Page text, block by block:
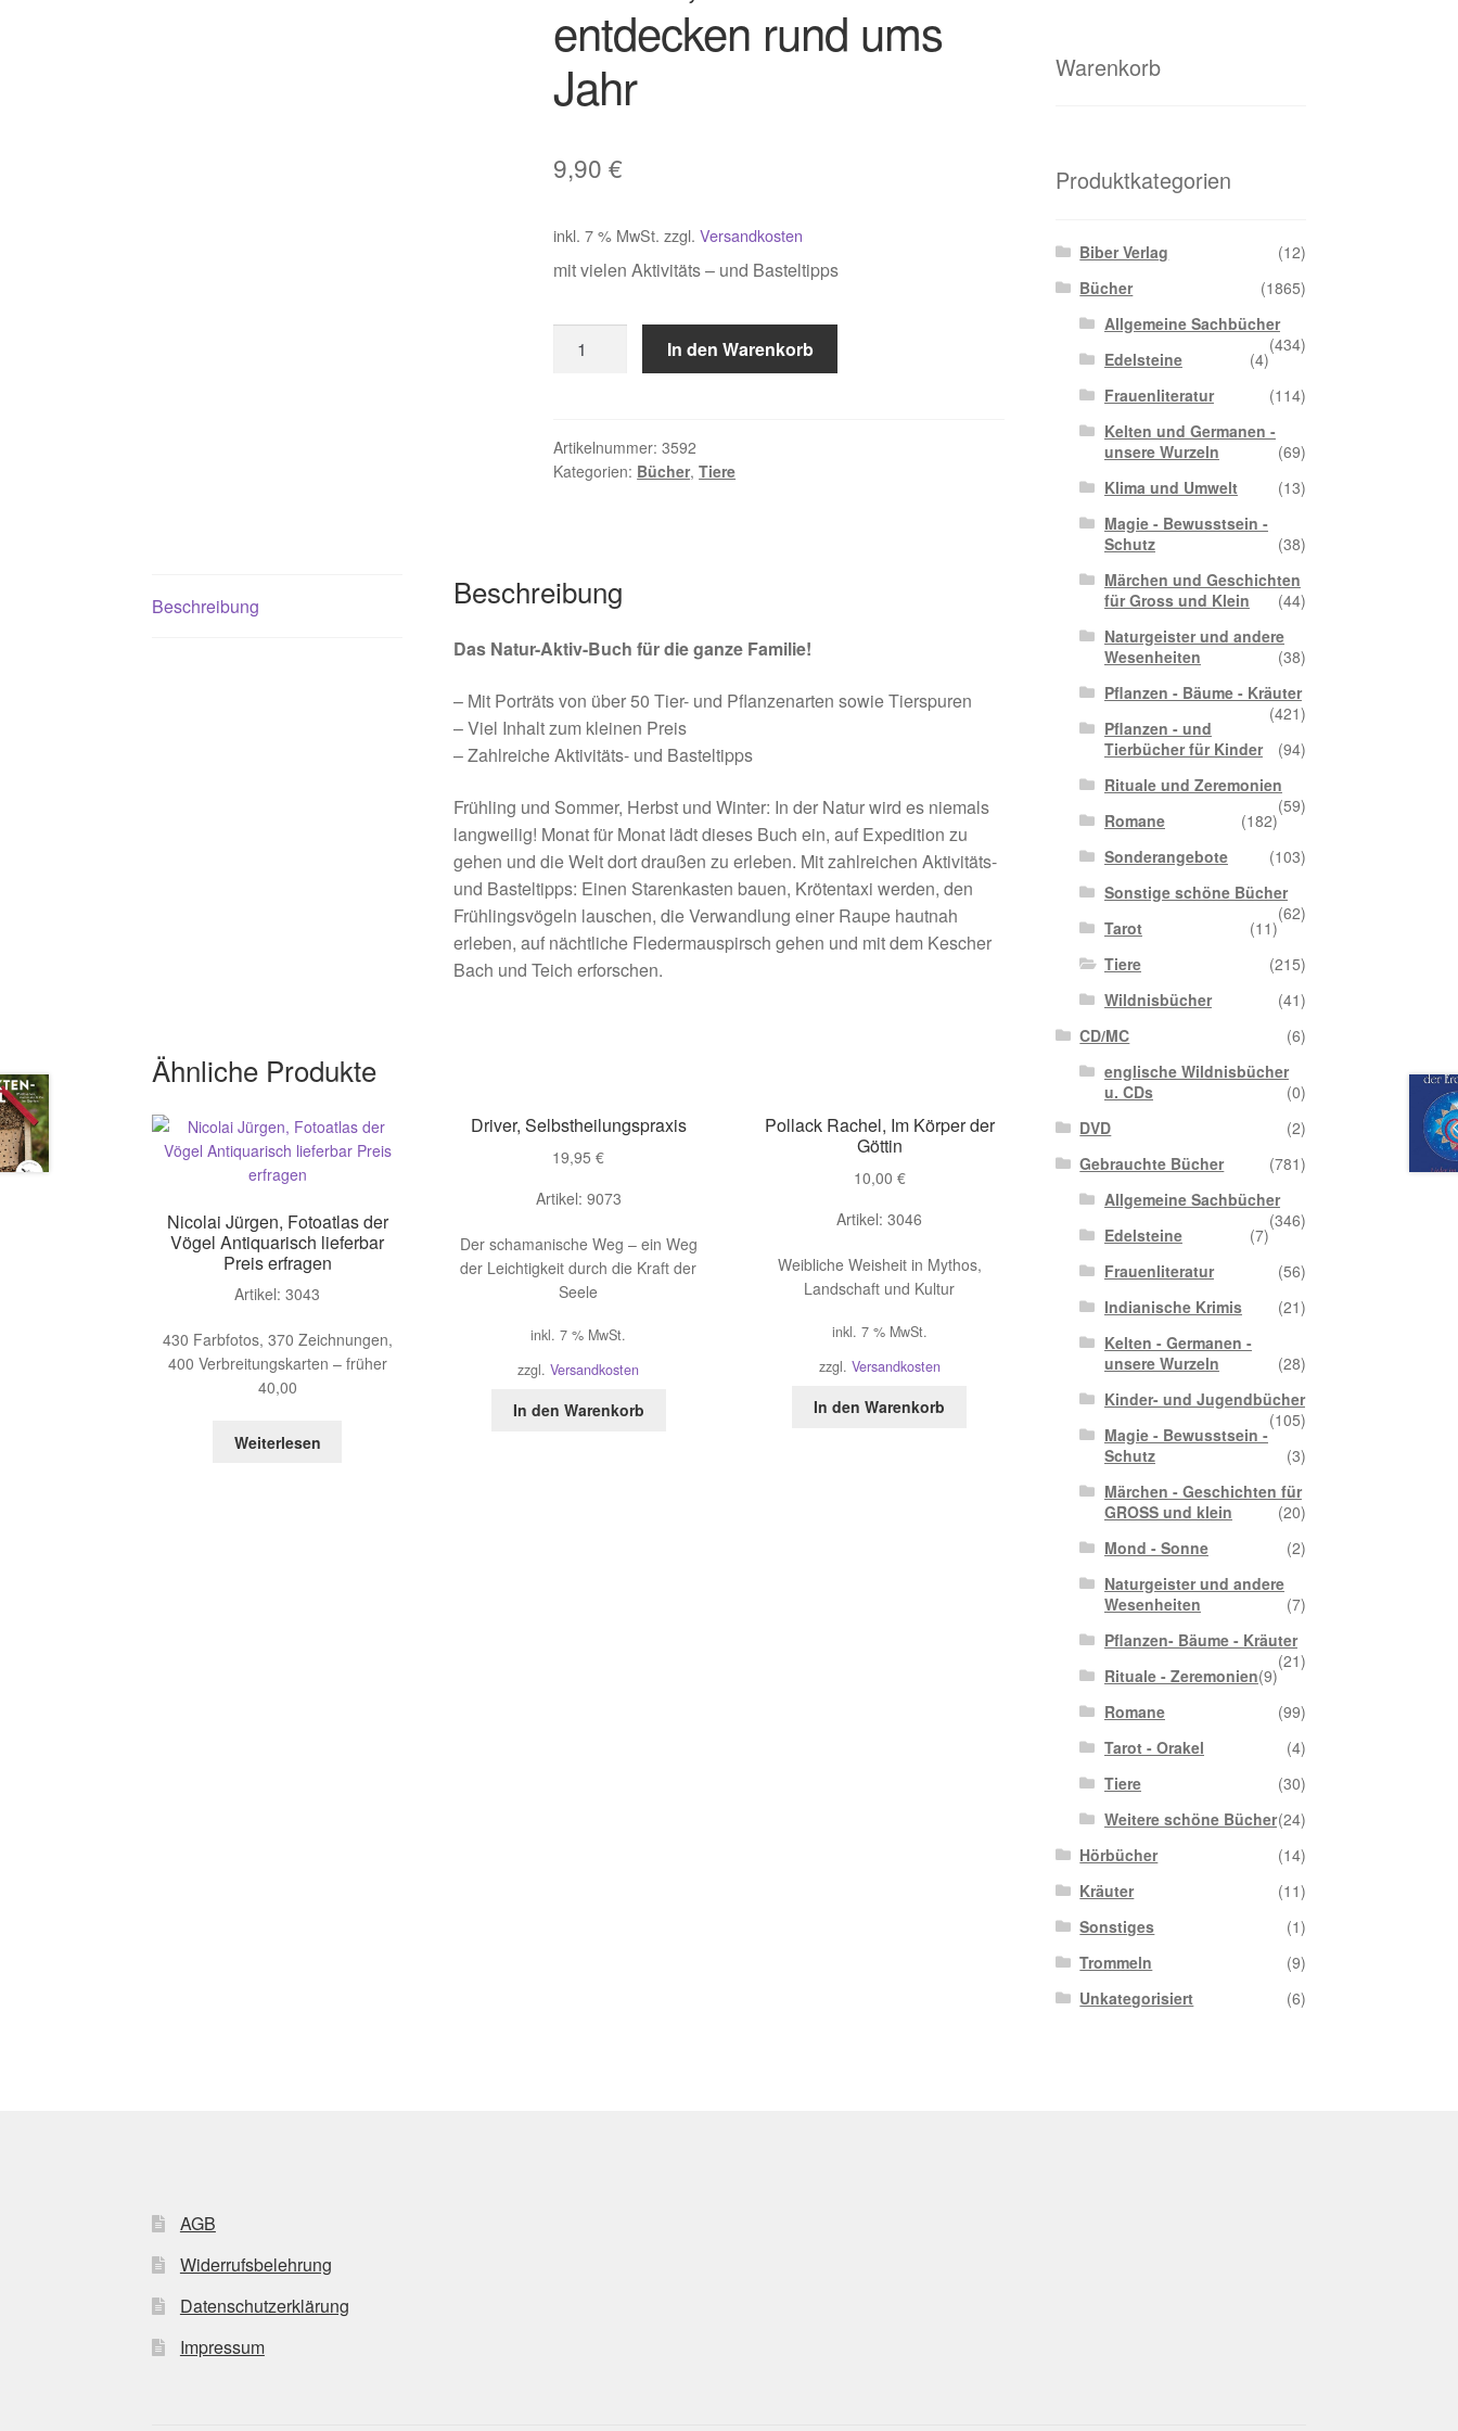
entdecken rund ums
Jahr
9,90€
inkl. 7 % MwSt. zzgl.Versandkosten
mit vielen Aktivitäts – und Basteltipps
Natur
ums
Jahr
In den Warenkorb
Artikelnummer:3592
Kategorien: Bücher,Tiere
Beschreibung Beschreibung
Das Natur-Aktiv-Buch für die ganze Familie!
– Mit Porträts von über 50 Tier- und Pflanzenarten sowie Tierspuren
– Viel Inhalt zum kleinen Preis
– Zahlreiche Aktivitäts- und Basteltipps
Frühling und Sommer, Herbst und Winter: In der Natur wird es niemals
langweilig! Monat für Monat lädt dieses Buch ein, auf Expedition zu
gehen und die Welt dort draußen zu erleben. Mit zahlreichen Aktivitäts-
und Basteltipps: Einen Starenkasten bauen, Krötentaxi werden, den
Frühlingsvögeln lauschen, die Verwandlung einer Raupe hautnah
erleben, auf nächtliche Fledermauspirsch gehen und mit dem Kescher
Bach und Teich erforschen.
Ähnliche Produkte
Nicolai Jürgen, Fotoatlas der
Vögel Antiquarisch lieferbar
Preis erfragen
Artikel: 3043
430 Farbfotos, 370 Zeichnungen,
400 Verbreitungskarten – früher
40,00
Weiterlesen
Driver, Selbstheilungspraxis
19,95€
Artikel: 9073
Der schamanische Weg – ein Weg
der Leichtigkeit durch die Kraft der
Seele
inkl. 7 % MwSt.
zzgl.Versandkosten
In den Warenkorb
Pollack Rachel, Im Körper der
Göttin
10,00 €
Artikel: 3046
Weibliche Weisheit in Mythos,
Landschaft und Kultur
inkl. 7 % MwSt.
zzgl. Versandkosten
In den Warenkorb
Warenkorb
Produktkategorien
Biber Verlag
(12)
Bücher
(1865)
Allgemeine Sachbücher
(434)
Edelsteine
(4)
Frauenliteratur
(114)
Kelten und Germanen -
unsere Wurzeln
(69)
Klima und Umwelt
(13)
Magie - Bewusstsein -
Schutz
(38)
Märchen und Geschichten
für Gross und Klein
(44)
Naturgeister und andere
Wesenheiten
(38)
Pflanzen - Bäume - Kräuter
(421)
Pflanzen - und
Tierbücher für Kinder
(94)
Rituale und Zeremonien
(59)
Romane
(182)
Sonderangebote
(103)
Sonstige schöne Bücher
(62)
Tarot
(11)
Tiere
(215)
Wildnisbücher
(41)
CD/MC
(6)
englische Wildnisbücher
u. CDs
(0)
DVD
(2)
Gebrauchte Bücher
(781)
Allgemeine Sachbücher
(346)
Edelsteine
(7)
Frauenliteratur
(56)
Indianische Krimis
(21)
Kelten - Germanen -
unsere Wurzeln
(28)
Kinder- und Jugendbücher
(105)
Magie - Bewusstsein -
Schutz
(3)
Märchen - Geschichten für
GROSS und klein
(20)
Mond - Sonne
(2)
Naturgeister und andere
Wesenheiten
(7)
Pflanzen- Bäume - Kräuter
(21)
Rituale - Zeremonien(9)
Romane
(99)
Tarot - Orakel
(4)
Tiere
(30)
Weitere schöne Bücher(24)
Hörbücher
(14)
Kräuter
(11)
Sonstiges
(1)
Trommeln
(9)
Unkategorisiert
(6)
AGB
Widerrufsbelehrung
Datenschutzerklärung
Impressum